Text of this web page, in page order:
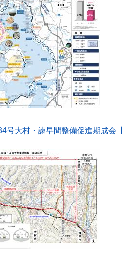
号大村・諫早間整備促進期成会